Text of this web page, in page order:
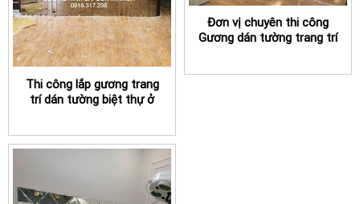
Thi công lắp gương trang
trí dán tường biệt thự ở
Đơn vị chuyên thi công
Gương dán tường trang trí